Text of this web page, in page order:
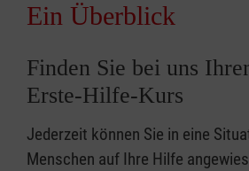
Ein Überblick
Finden Sie bei uns
Erste-Hilfe-Kurs
Jederzeit können Sie in eine
Menschen auf Ihre Hilfe